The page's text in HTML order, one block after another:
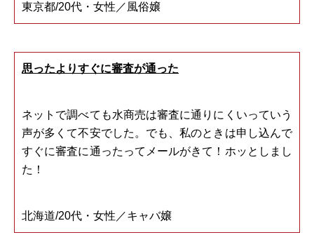
東京都/20代・女性／風俗嬢
思ったよりすぐに審査が通った
ネットで調べても水商売は審査に通りにくいっていう
声が多くて不安でした。でも、私のときは申し込んで
すぐに審査に通ったってメールがきて！ホッとしまし
た！
北海道/20代・女性／キャバ嬢